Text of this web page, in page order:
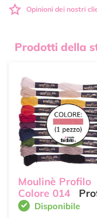
Opinioni dei nostri
Prodotti della
Moulinè Profilo
Colore 014
Disponibile